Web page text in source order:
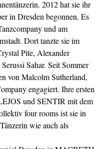
2012 hat sie ihr
in Dresden begonnen. Es
und am
Dort tanzte sie im
Pite, Alexander
Sahar. Seit Sommer
von Malcolm Sutherland,
engagiert. Ihre ersten
und SENTIR mit dem
four rooms ist sie in
wie auch als